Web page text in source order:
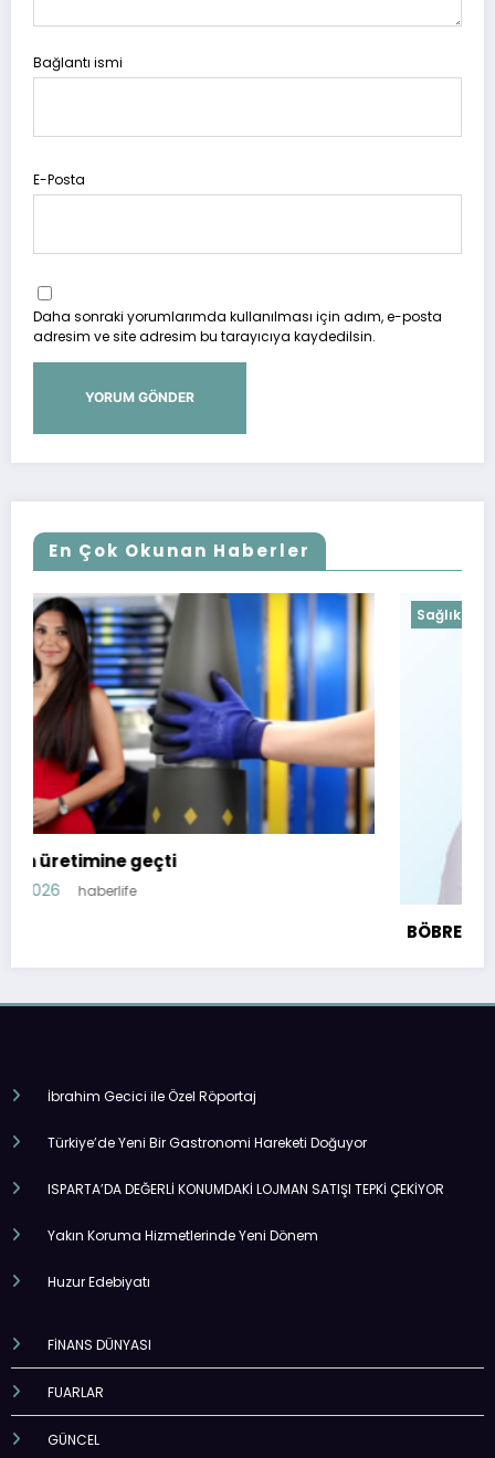
Bağlantı ismi
E-Posta
Daha sonraki yorumlarımda kullanılması için adım, e-posta
adresim ve site adresim bu tarayıcıya kaydedilsin.
En Çok Okunan Haberler
Sağlık
BÖBREK TAŞINA KARŞI 8 ETKİLİ YÖNTEM
İbrahim Gecici ile Özel Röportaj
Türkiye’de Yeni Bir Gastronomi Hareketi Doğuyor
ISPARTA’DA DEĞERLİ KONUMDAKİ LOJMAN SATIŞI TEPKİ ÇEKİYOR
Yakın Koruma Hizmetlerinde Yeni Dönem
FİNANS DÜNYASI
FUARLAR